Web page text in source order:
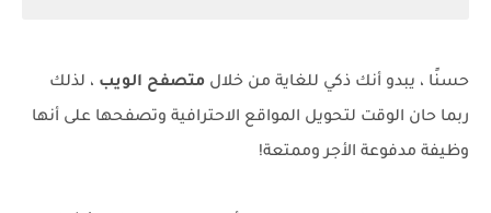
حسنًا ، يبدو أنك ذكي للغاية من خلال متصفح الويب ، لذلك
ربما حان الوقت لتحويل المواقع الاحترافية وتصفحها على أنها
وظيفة مدفوعة الأجر وممتعة!